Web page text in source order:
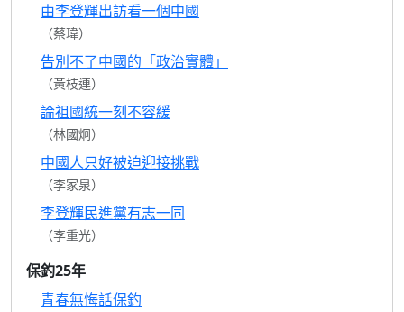
由李登輝出訪看一個中國
（蔡瑋）
告別不了中國的「政治實體」
（黃枝連）
論祖國統一刻不容緩
（林國炯）
中國人只好被迫迎接挑戰
（李家泉）
李登輝民進黨有志一同
（李重光）
保釣25年
青春無悔話保釣